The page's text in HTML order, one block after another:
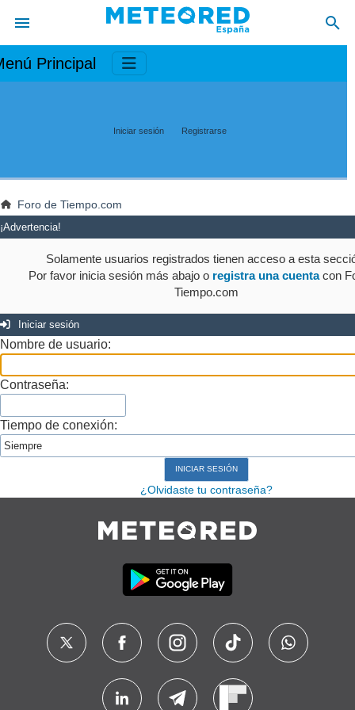
Principal
Iniciar sesión Registrarse
Foro de Tiempo.com
¡Advertencia!
Solamente usuarios registrados tienen acceso a esta
Por favor inicia sesión más abajo o registra una cuentacon
Tiempo.com
Iniciar sesión
Nombre de usuario:
Contraseña:
Tiempo de conexión:
¿Olvidaste tu contraseña?